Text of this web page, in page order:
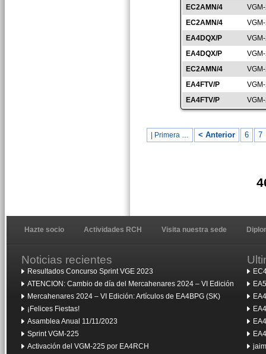
EC2AMN/4
EC2AMN/4
EA4DQX/P
EA4DQX/P
EC2AMN/4
EA4FTV/P
EA4FTV/P
| Primera … < Anterior 6 7
Hazte socio Actividades RCH Visita nuestra sede
Noticias recientes
Resultados Concurso Sprint VGE 2023
ATENCION: Cambio de día del Mercahenares 2024 – VI Edición
Mercahenares 2024 – VI Edición: Artículos de EA4BPG (SK)
¡Felices Fiestas!
Asamblea Anual 11/11/2023
Sprint VGM-225
Activación del VGM-225 por EA4RCH